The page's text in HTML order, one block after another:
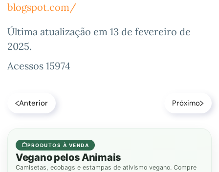
blogspot.com/
Última atualização em 13 de fevereiro de
2025.
Acessos 15974
Anterior Próximo
PRODUTOS À VENDA
Vegano pelos Animais
Camisetas, ecobags e estampas de ativismo vegano. Compre